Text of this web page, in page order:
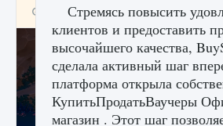
9 августа 2024 1 218
Стремясь повысить
клиентов и предоставить
высочайшего качества,
сделала активный шаг
платформа открыла
КупитьПродатьВаучеры
магазин . Этот шаг